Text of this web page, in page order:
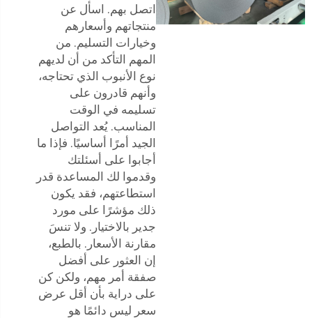
اتصل بهم. اسأل عن
منتجاتهم وأسعارهم
وخيارات التسليم. من
المهم التأكد من أن لديهم
نوع الأنبوب الذي تحتاجه،
وأنهم قادرون على
تسليمه في الوقت
المناسب. يُعد التواصل
الجيد أمرًا أساسيًا. فإذا ما
أجابوا على أسئلتك
وقدموا لك المساعدة قدر
استطاعتهم، فقد يكون
ذلك مؤشرًا على مورد
جدير بالاختيار. ولا تنسَ
مقارنة الأسعار. بالطبع،
إن العثور على أفضل
صفقة أمر مهم، ولكن كن
على دراية بأن أقل عرض
سعر ليس دائمًا هو